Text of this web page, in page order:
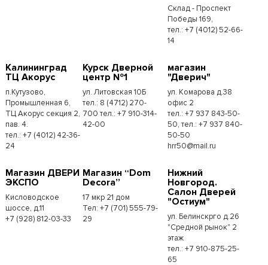
Склад - Проспект
Победы 169,
тел.:​ +7 (4012) 52-66-
14
Калининград
ТЦ Акорус
п.Кутузово,
Промышленная 6,
ТЦ Акорус секция 2,
пав. 4.
тел.: +7 (4012) 42-36-
24
Курск Дверной
центр №1
ул. Литовская 10Б
тел.: 8 (4712) 270-
700 тел.: +7 910-314-
42-00
магазин
"Дверич"
ул. Комарова д.38
офис 2
тел.: +7 937 843-50-
50, тел.: +7 937 840-
50-50
hrr50@mail.ru
Магазин ДВЕРИ
ЭКСПО
Кисловодское
шоссе, д.11
+7 (928) 812-03-33
Магазин “Dom
Decora”
17 мкр 21 дом
Тел: +7 (701) 555-79-
29
Нижний
Новгород.
Салон Дверей
"Остиум"
ул. Белинскрго д.26
"Средной рынок" 2
этаж
тел.: +7 910-875-25-
65